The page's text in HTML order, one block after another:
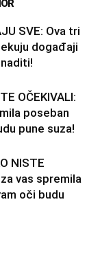
SVE: Ova tri
događaji
OČEKIVALI:
poseban
pune suza!
NISTE
vas spremila
oči budu